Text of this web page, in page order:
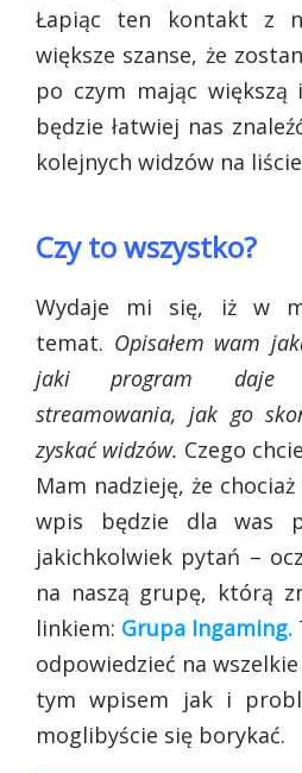
Łapiąc ten kontakt z
większe szanse, że
po czym mając
będzie łatwiej nas
kolejnych widzów na
Czy to wszystko?
Wydaje mi się, iż w
temat. Opisałem wam
jaki program daje
streamowania, jak go
zyskać widzów. Czego
Mam nadzieję, że
wpis będzie dla was
jakichkolwiek pytań –
na naszą grupę, którą
linkiem: Grupa Ingaming.
odpowiedzieć na
tym wpisem jak i
moglibyście się borykać.